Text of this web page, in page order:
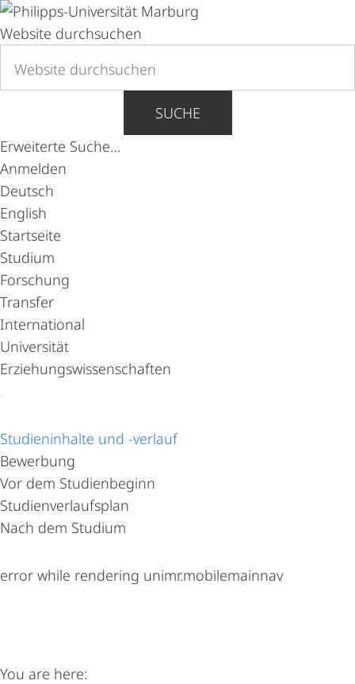
Website durchsuchen
SUCHE
Erweiterte Suche…
Anmelden
Deutsch
English
Startseite
Studium
Forschung
Transfer
International
Universität
Erziehungswissenschaften
Navigation
Studieninhalte und -verlauf
Bewerbung
Vor dem Studienbeginn
Studienverlaufsplan
Nach dem Studium
error while rendering unimr.mobilemainnav
You are here: